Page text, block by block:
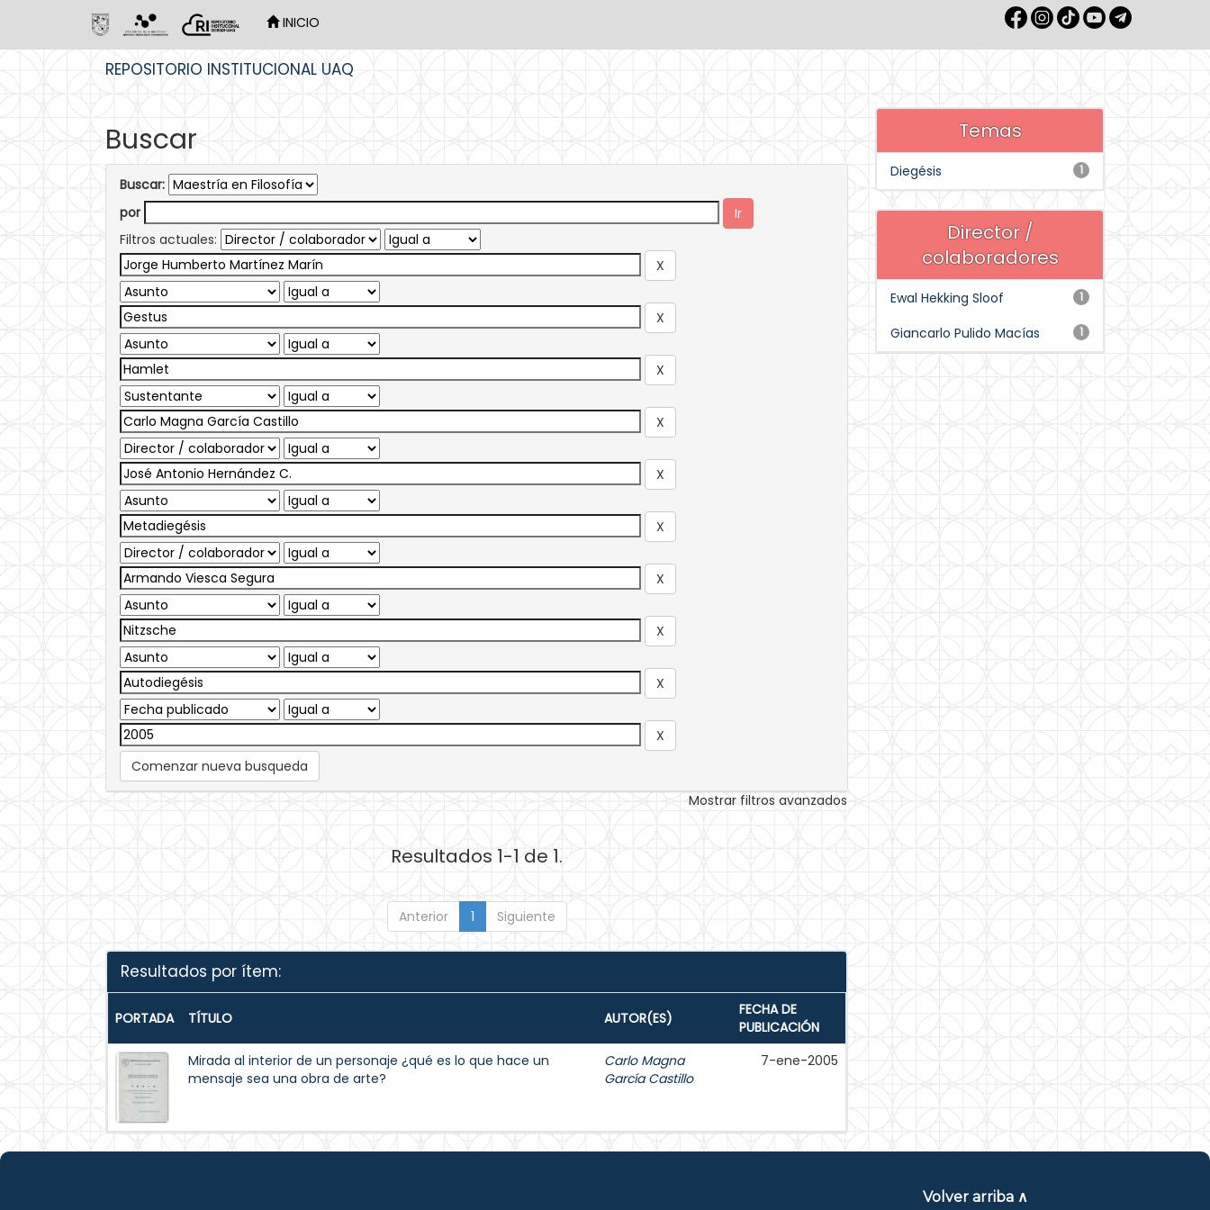
INICIO
REPOSITORIO INSTITUCIONAL UAQ
Buscar
Buscar:
por
Filtros actuales:
Comenzar nueva busqueda
Mostrar filtros avanzados
Resultados 1-1 de 1.
Anterior 1 Siguiente
Resultados por ítem:
PORTADA TÍTULO AUTOR(ES)
FECHA DE
PUBLICACIÓN
Mirada al interior de un personaje ¿qué es lo que hace un
mensaje sea una obra de arte?
Carlo Magna
García Castillo
7-ene-2005
Temas
1
Diegésis
Director /
colaboradores
1
Ewal Hekking Sloof
1
Giancarlo Pulido Macías
Volver arriba ∧